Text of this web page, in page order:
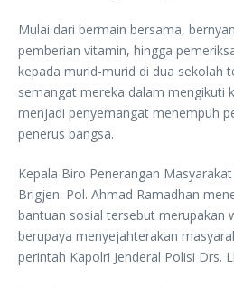
Mulai dari bermain bersama,
pemberian vitamin, hingga
kepada murid-murid di dua sekolah
semangat mereka dalam mengikuti
menjadi penyemangat menempuh
penerus bangsa.
Kepala Biro Penerangan
Brigjen. Pol. Ahmad Ramadhan
bantuan sosial tersebut merupakan
berupaya menyejahterakan
perintah Kapolri Jenderal Polisi Drs.